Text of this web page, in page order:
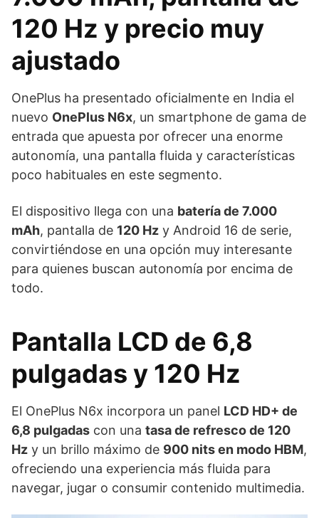
120 Hz y precio muy
ajustado
OnePlus ha presentado oficialmente en India el
nuevo OnePlus N6x, un smartphone de gama de
entrada que apuesta por ofrecer una enorme
autonomía, una pantalla fluida y características
poco habituales en este segmento.
El dispositivo llega con una batería de 7.000
mAh, pantalla de 120 Hz y Android 16 de serie,
convirtiéndose en una opción muy interesante
para quienes buscan autonomía por encima de
todo.
Pantalla LCD de 6,8
pulgadas y 120 Hz
El OnePlus N6x incorpora un panel LCD HD+ de
6,8 pulgadas con una tasa de refresco de 120
Hz y un brillo máximo de 900 nits en modo HBM,
ofreciendo una experiencia más fluida para
navegar, jugar o consumir contenido multimedia.